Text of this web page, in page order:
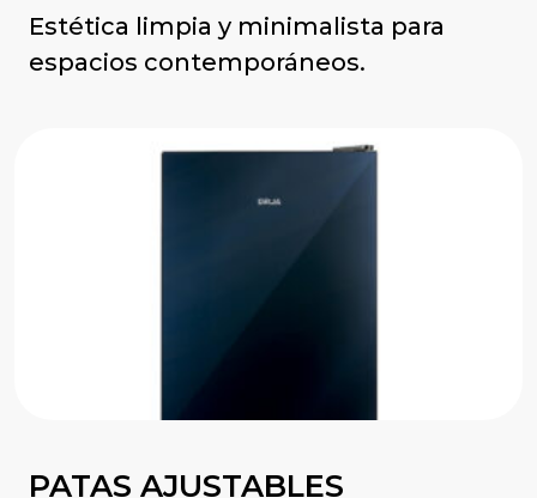
Estética limpia y minimalista para
espacios contemporáneos.
PATAS AJUSTABLES